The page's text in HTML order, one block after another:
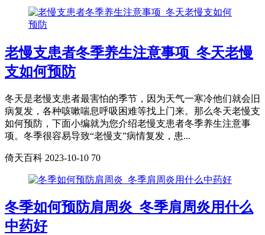
老慢支患者冬季养生注意事项_冬天老慢
支如何预防
冬天是老慢支患者最害怕的季节，因为天气一寒冷他们就会旧
病复发，各种咳嗽喘息呼吸困难等找上门来。那么冬天老慢支
如何预防，下面小编就为您介绍老慢支患者冬季养生注意事
项。冬季很容易导致“老慢支”病情复发，患...
倚天百科 2023-10-10 70
冬季如何预防肩周炎_冬季肩周炎用什么
中药好